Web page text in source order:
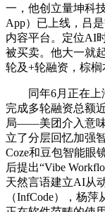
一，他创立量坤科
App）已上线，吕
内容平台。定位AI
被买卖。他大一就
轮及+轮融资，棕榈
同年6月正在上
完成多轮融资总额
局——美团介入意
立了分层回忆加强
Coze和豆包智能
后提出“Vibe
天然言语建立AI从
（InfCode），杨